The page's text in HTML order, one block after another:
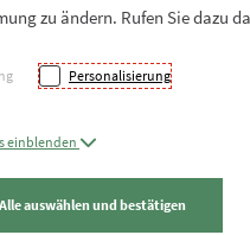
25,51 EUR
zu ändern. Rufen Sie dazu
Personalisierung
einblenden
Alle auswählen und bestätigen